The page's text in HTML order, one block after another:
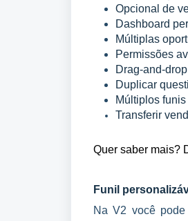
Opcional de
Dashboard
Múltiplas
Permissões
Drag-and-drop
Duplicar
Múltiplos funis
Transferir
Quer saber mais?
Funil
Na V2 você